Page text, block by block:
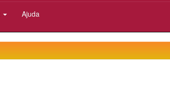
Ajuda